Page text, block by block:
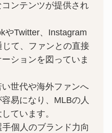
ンテンツが提供され
やTwitter、Instagram
て、ファンとの直接
ションを図っていま
世代や海外ファンへ
易になり、MLBの人
ています。
個人のブランド力向